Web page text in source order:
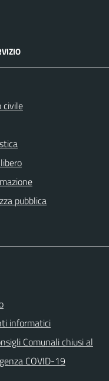
civile
pubblica
informatici
Comunali chiusi al
COVID-19